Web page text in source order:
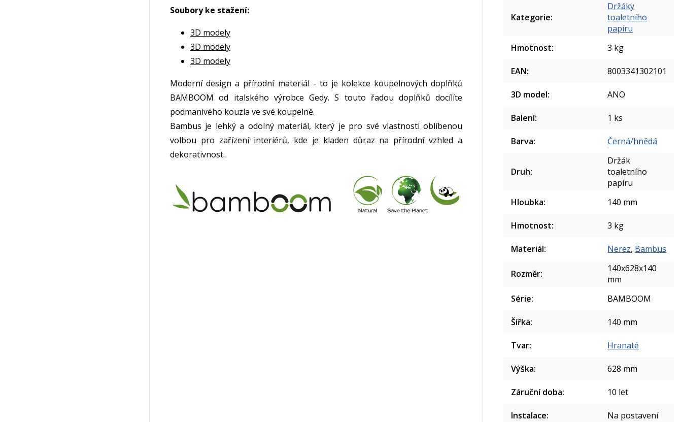
Soubory ke stažení:
3D modely
3D modely
3D modely
Moderní design a přírodní materiál - to je kolekce koupelnových doplňků
BAMBOOM od italského výrobce Gedy. S touto řadou doplňků docílíte
podmanivého kouzla ve své koupelně.
Bambus je lehký a odolný materiál, který je pro své vlastnosti oblíbenou
volbou pro zařízení interiérů, kde je kladen důraz na přírodní vzhled a
dekorativnost.
Kategorie:
Držáky
toaletního
papíru
Hmotnost: 3 kg
EAN: 8003341302101
3D model: ANO
Balení: 1 ks
Barva: Černá/hnědá
Druh:
Držák
toaletního
papíru
Hloubka: 140 mm
Hmotnost: 3 kg
Materiál: Nerez, Bambus
Rozměr:
140x628x140
mm
Série: BAMBOOM
Šířka: 140 mm
Tvar: Hranaté
Výška: 628 mm
Záruční doba: 10 let
Instalace: Na postavení